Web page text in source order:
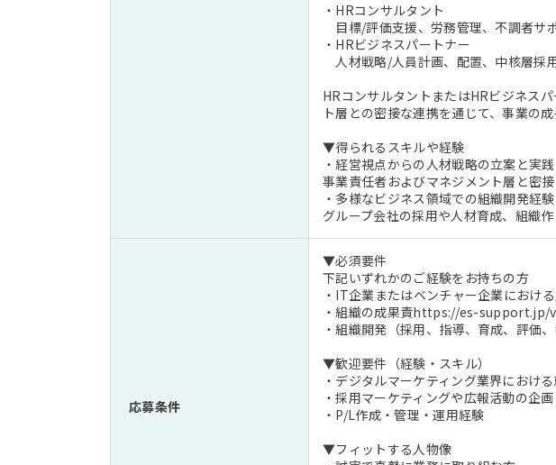
・HRコンサルタント
目標/評価支援、労務管理、不調者サ
・HRビジネスパートナー
人材戦略/人員計画、配置、中核層採
HRコンサルタントまたはHRビジネス
ト層との密接な連携を通じて、事業の
▼得られるスキルや経験
・経営視点からの人材戦略の立案と実践
事業責任者およびマネジメント層と密
・多様なビジネス領域での組織開発経験
グループ会社の採用や人材育成、組織
応募条件
▼必須要件
下記いずれかのご経験をお持ちの方
・IT企業またはベンチャー企業におけ
・組織の成果責https://es-support.jp/
・組織開発（採用、指導、育成、評価
▼歓迎要件（経験・スキル）
・デジタルマーケティング業界におけ
・採用マーケティングや広報活動の企
・P/L作成・管理・運用経験
▼フィットする人物像